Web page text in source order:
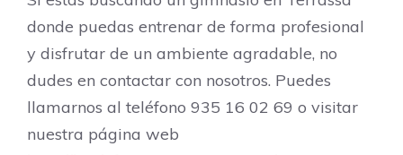
donde puedas entrenar de forma profesional
y disfrutar de un ambiente agradable, no
dudes en contactar con nosotros. Puedes
llamarnos al teléfono 935 16 02 69 o visitar
nuestra página web